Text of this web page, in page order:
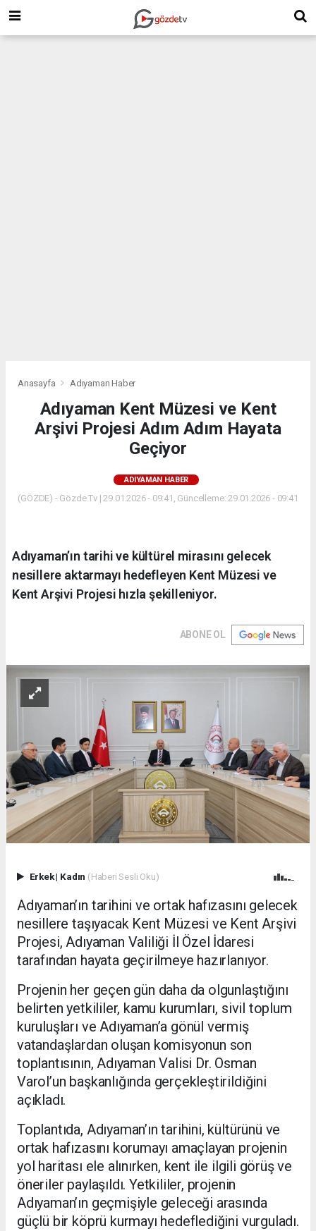
Anasayfa Adıyaman Haber
Adıyaman Kent Müzesi ve Kent
Arşivi Projesi Adım Adım Hayata
Geçiyor
ADIYAMAN HABER
(GÖZDE) - Gözde Tv | 29.01.2026 - 09:41, Güncelleme: 29.01.2026 - 09:41
Adıyaman’ın tarihi ve kültürel mirasını gelecek
nesillere aktarmayı hedefleyen Kent Müzesi ve
Kent Arşivi Projesi hızla şekilleniyor.
ABONE OL
Erkek| Kadın (Haberi Sesli Oku)
Adıyaman’ın tarihini ve ortak hafızasını gelecek
nesillere taşıyacak Kent Müzesi ve Kent Arşivi
Projesi, Adıyaman Valiliği İl Özel İdaresi
tarafından hayata geçirilmeye hazırlanıyor.
Projenin her geçen gün daha da olgunlaştığını
belirten yetkililer, kamu kurumları, sivil toplum
kuruluşları ve Adıyaman’a gönül vermiş
vatandaşlardan oluşan komisyonun son
toplantısının, Adıyaman Valisi Dr. Osman
Varol’un başkanlığında gerçekleştirildiğini
açıkladı.
Toplantıda, Adıyaman’ın tarihini, kültürünü ve
ortak hafızasını korumayı amaçlayan projenin
yol haritası ele alınırken, kent ile ilgili görüş ve
öneriler paylaşıldı. Yetkililer, projenin
Adıyaman’ın geçmişiyle geleceği arasında
güçlü bir köprü kurmayı hedeflediğini vurguladı.